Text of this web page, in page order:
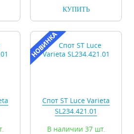
КУПИТЬ
Спот ST Luce Varieta
SL234.421.01
В наличии 37 шт.